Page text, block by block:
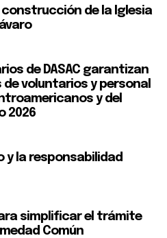
de la Iglesia
de DASAC garantizan
voluntarios y personal
y del
2026
y la responsabilidad
simplificar el trámite
Común